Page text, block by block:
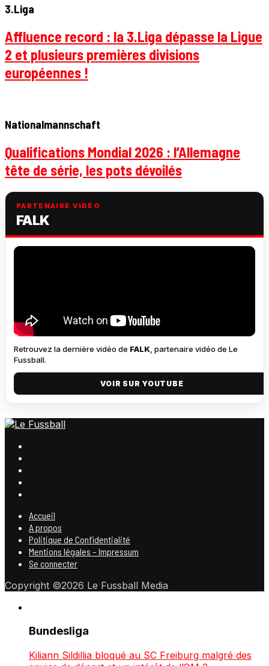
3.Liga
Affluence record : la 3.Liga dépasse la Ligue
2 et plusieurs premières divisions
européennes !
Nationalmannschaft
Qualifications Mondial 2026 : l’Allemagne
tête de série, les pots dévoilés
PARTENAIRE VIDÉO
FALK
Retrouvez la dernière vidéo de FALK , partenaire vidéo de Le
Fussball.
VOIR SUR YOUTUBE
Accueil
A propos
Politique de Confidentialité
Mentions légales – Impressum
Se connecter
Copyright ©2026 Le Fussball Media
Bundesliga
Kiliann Sildillia bloqué au SC Freiburg malgré des